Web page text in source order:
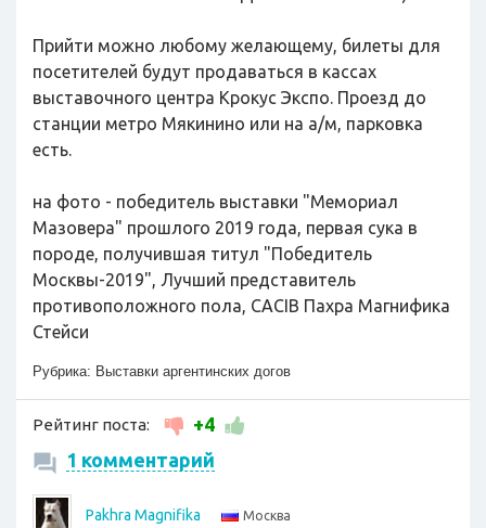
Прийти можно любому желающему, билеты для
посетителей будут продаваться в кассах
выставочного центра Крокус Экспо. Проезд до
станции метро Мякинино или на а/м, парковка
есть.
на фото - победитель выставки "Мемориал
Мазовера" прошлого 2019 года, первая сука в
породе, получившая титул "Победитель
Москвы-2019", Лучший представитель
противоположного пола, CACIB Пахра Магнифика
Стейси
Рубрика: Выставки аргентинских догов
Рейтинг поста:
+4
1 комментарий
Pakhra Magnifika Москва